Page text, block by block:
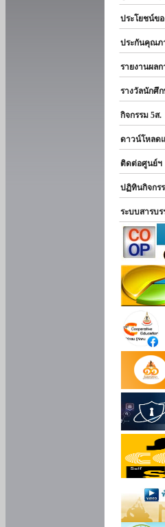
ประโยชน์ขอ
ประกันคุณภ
รายงานผลก
รางวัลนักศึก
กิจกรรม 5ส.
ดาวน์โหลด
ติดต่อศูนย์ฯ
ปฏิทินกิจกร
ระบบสารบร